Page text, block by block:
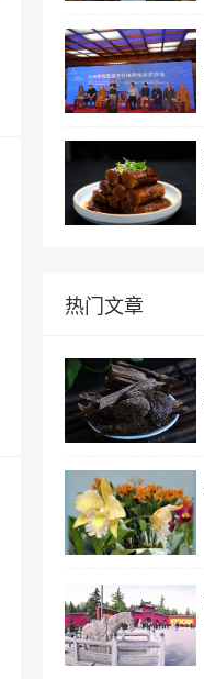
热门文章